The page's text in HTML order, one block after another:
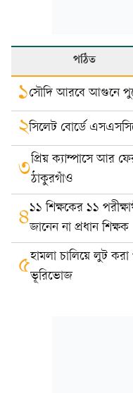
পঠিত
১সৌদি আরবে আগুনে
২সিলেট বোর্ডে
৩প্রিয় ক্যাম্পাসে আর
ঠাকুরগাঁও
৪১১ শিক্ষকের ১১
জানেন না প্রধান শিক্ষক
৫হামলা চালিয়ে লুট
ভূরিভোজ